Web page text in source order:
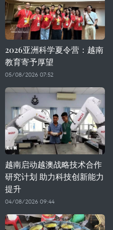
2026亚洲科学夏令营：越南
教育寄予厚望
05/08/2026 07:52
越南启动越澳战略技术合作
研究计划 助力科技创新能力
提升
04/08/2026 09:44